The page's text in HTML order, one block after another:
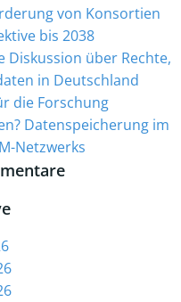
von Konsortien
bis 2038
Diskussion über Rechte,
in Deutschland
die Forschung
Datenspeicherung im
Netzwerks